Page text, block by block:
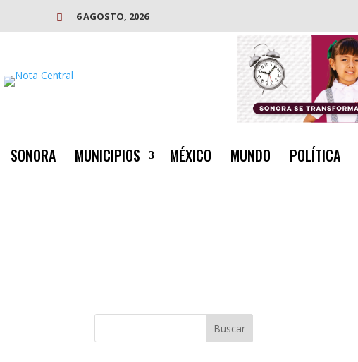
 6 AGOSTO, 2026
SONORA MUNICIPIOS MÉXICO MUNDO POLÍTICA
Buscar